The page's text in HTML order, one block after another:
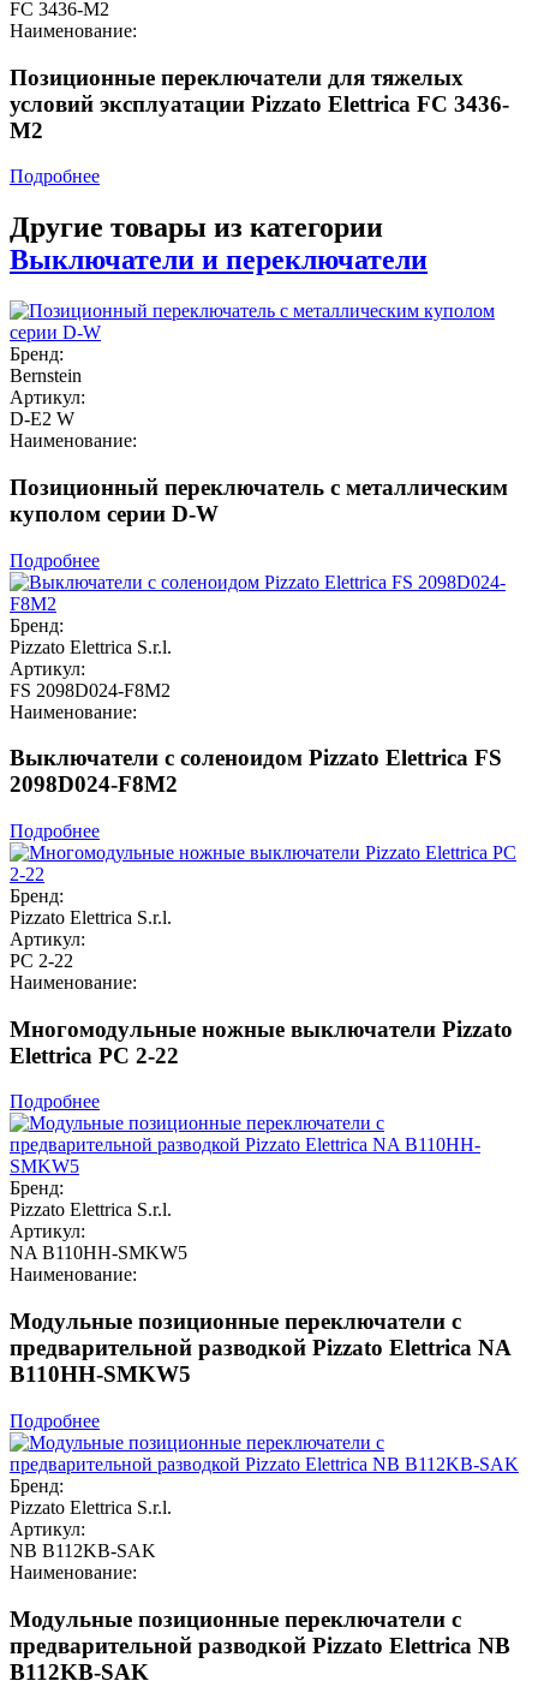
FC 3436-M2
Наименование:
Позиционные переключатели для тяжелых
условий эксплуатации Pizzato Elettrica FC 3436-
M2
Подробнее
Другие товары из категории
Выключатели и переключатели
Бренд:
Bernstein
Артикул:
D-E2 W
Наименование:
Позиционный переключатель с металлическим
куполом серии D-W
Подробнее
Бренд:
Pizzato Elettrica S.r.l.
Артикул:
FS 2098D024-F8M2
Наименование:
Выключатели с соленоидом Pizzato Elettrica FS
2098D024-F8M2
Подробнее
Бренд:
Pizzato Elettrica S.r.l.
Артикул:
PC 2-22
Наименование:
Многомодульные ножные выключатели Pizzato
Elettrica PC 2-22
Подробнее
Бренд:
Pizzato Elettrica S.r.l.
Артикул:
NA B110HH-SMKW5
Наименование:
Модульные позиционные переключатели с
предварительной разводкой Pizzato Elettrica NA
B110HH-SMKW5
Подробнее
Бренд:
Pizzato Elettrica S.r.l.
Артикул:
NB B112KB-SAK
Наименование:
Модульные позиционные переключатели с
предварительной разводкой Pizzato Elettrica NB
B112KB-SAK